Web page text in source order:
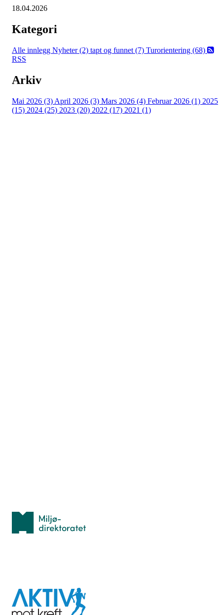
18.04.2026
Kategori
Alle innlegg Nyheter (2) tapt og funnet (7) Turorientering (68)
RSS
Arkiv
Mai 2026 (3) April 2026 (3) Mars 2026 (4) Februar 2026 (1) 2025
(15) 2024 (25) 2023 (20) 2022 (17) 2021 (1)